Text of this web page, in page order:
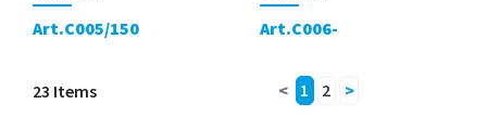
Art.C005/150 Art.C006-
23 Items < 1 2 >